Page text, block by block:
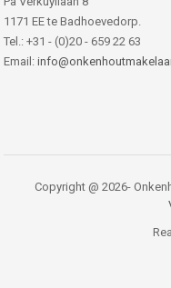
1171 EE te Badhoevedorp.
Tel.: +31 - (0)20 - 659 22 63
Email:
Copyright @ 2026-